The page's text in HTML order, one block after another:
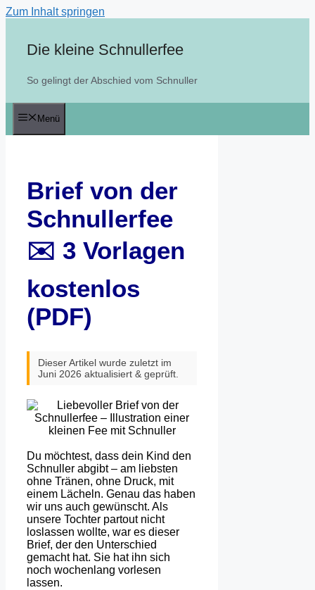
Zum Inhalt springen
Die kleine Schnullerfee
So gelingt der Abschied vom Schnuller
Menü
Brief von der
Schnullerfee
✉️ 3 Vorlagen
kostenlos
(PDF)
Dieser Artikel wurde zuletzt im
Juni 2026 aktualisiert & geprüft.
Du möchtest, dass dein Kind den
Schnuller abgibt – am liebsten
ohne Tränen, ohne Druck, mit
einem Lächeln. Genau das haben
wir uns auch gewünscht. Als
unsere Tochter partout nicht
loslassen wollte, war es dieser
Brief, der den Unterschied
gemacht hat. Sie hat ihn sich
noch wochenlang vorlesen
lassen.